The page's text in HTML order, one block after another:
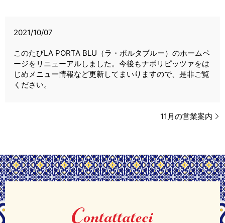
2021/10/07
このたびLA PORTA BLU（ラ・ポルタブルー）のホームペ
ージをリニューアルしました。今後もナポリピッツァをは
じめメニュー情報など更新してまいりますので、是非ご覧
ください。
11月の営業案内